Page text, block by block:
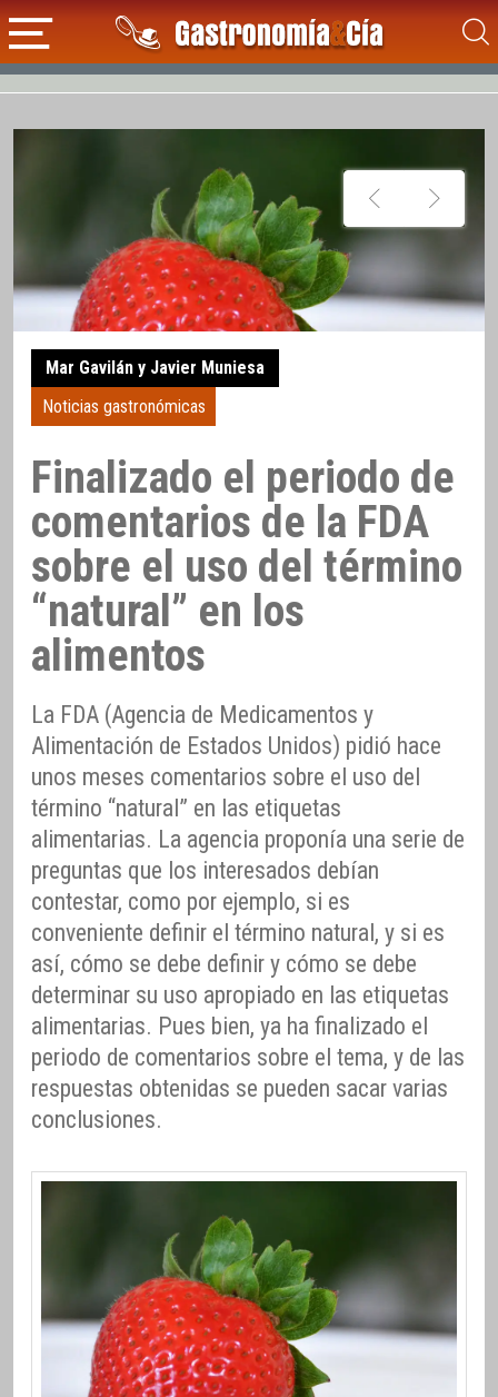
Mar Gavilán y Javier Muniesa
Noticias gastronómicas
Finalizado el periodo de
comentarios de la FDA
sobre el uso del término
“natural” en los
alimentos
La FDA (Agencia de Medicamentos y
Alimentación de Estados Unidos) pidió hace
unos meses comentarios sobre el uso del
término “natural” en las etiquetas
alimentarias. La agencia proponía una serie de
preguntas que los interesados debían
contestar, como por ejemplo, si es
conveniente definir el término natural, y si es
así, cómo se debe definir y cómo se debe
determinar su uso apropiado en las etiquetas
alimentarias. Pues bien, ya ha finalizado el
periodo de comentarios sobre el tema, y de las
respuestas obtenidas se pueden sacar varias
conclusiones.